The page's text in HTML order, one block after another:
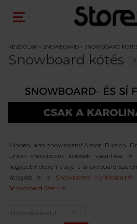
KEZDŐLAP » SNOWBOARD » SNOWBOARD
Snowboard kötés
Minden, ami snowboard! Arbor, Burton,
Union snowboard kötések vásárlása.
négyzetméteren várja a snowboard
látogass el a Snowboard Nyitóoldalra!
Snowboard Szervíz